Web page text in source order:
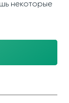
некоторые